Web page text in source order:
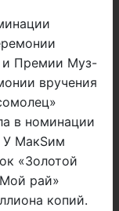
и Премии Муз-
вручения
в номинации
У МакSим
«Золотой
рай»
копий.